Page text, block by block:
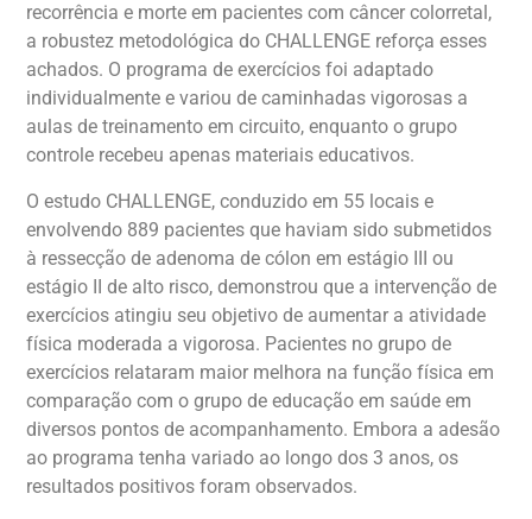
recorrência e morte em pacientes com câncer colorretal,
a robustez metodológica do CHALLENGE reforça esses
achados. O programa de exercícios foi adaptado
individualmente e variou de caminhadas vigorosas a
aulas de treinamento em circuito, enquanto o grupo
controle recebeu apenas materiais educativos.
O estudo CHALLENGE, conduzido em 55 locais e
envolvendo 889 pacientes que haviam sido submetidos
à ressecção de adenoma de cólon em estágio III ou
estágio II de alto risco, demonstrou que a intervenção de
exercícios atingiu seu objetivo de aumentar a atividade
física moderada a vigorosa. Pacientes no grupo de
exercícios relataram maior melhora na função física em
comparação com o grupo de educação em saúde em
diversos pontos de acompanhamento. Embora a adesão
ao programa tenha variado ao longo dos 3 anos, os
resultados positivos foram observados.